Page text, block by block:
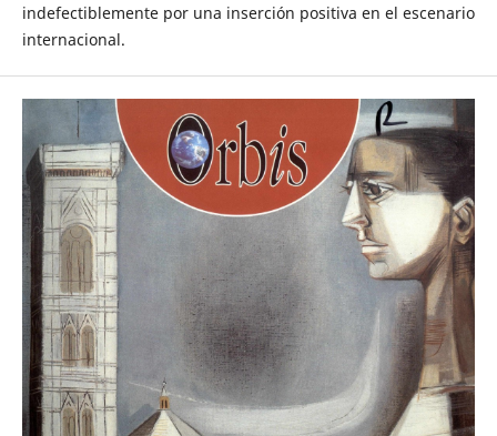
indefectiblemente por una inserción positiva en el escenario
internacional.